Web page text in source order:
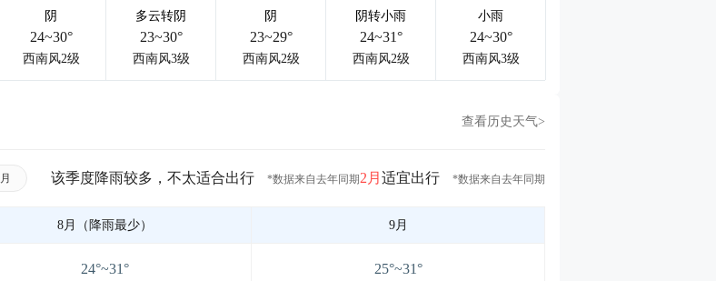
阴
24~30°
西南风2级
多云转阴
23~30°
西南风3级
阴
23~29°
西南风2级
阴转小雨
24~31°
西南风2级
小雨
24~30°
西南风3级
查看历史天气>
2月 适宜出行 *数据来自去年同期
该季度降雨较多，不太适合出行 *数据来自去年同期
8月（降雨最少） 9月
24°~31°
25°~31°